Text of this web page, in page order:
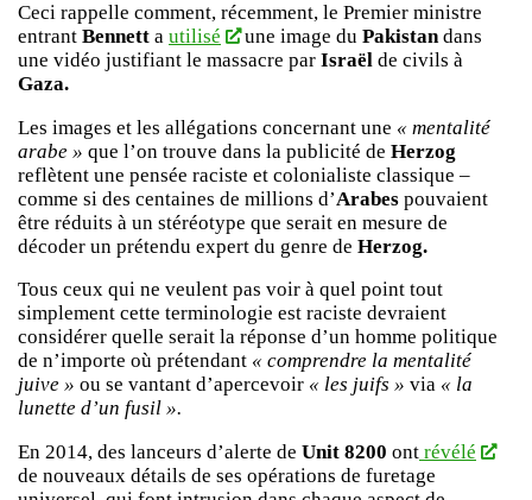
Ceci rappelle comment, récemment, le Premier ministre
entrant Bennett a utilisé une image du Pakistandans
une vidéo justifiant le massacre par Israël de civils à
Gaza.
Les images et les allégations concernant une « mentalité
arabe » que l’on trouve dans la publicité de Herzog
reflètent une pensée raciste et colonialiste classique –
comme si des centaines de millions d’Arabes pouvaient
être réduits à un stéréotype que serait en mesure de
décoder un prétendu expert du genre de Herzog.
Tous ceux qui ne veulent pas voir à quel point tout
simplement cette terminologie est raciste devraient
considérer quelle serait la réponse d’un homme politique
de n’importe où prétendant « comprendre la mentalité
juive » ou se vantant d’apercevoir « les juifs » via « la
lunette d’un fusil ».
En 2014, des lanceurs d’alerte de Unit 8200 ont révélé
de nouveaux détails de ses opérations de furetage